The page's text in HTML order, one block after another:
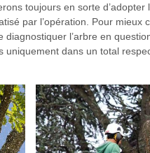
toujours en sorte
par l’opération. Pour mieux
l’arbre en
uniquement dans un total